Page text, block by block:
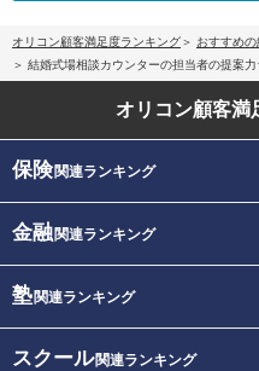
オリコン顧客満足度ランキング
おすすめ
結婚式場相談カウンターの担当者の提案
オリコン顧客満
保険関連ランキング
金融関連ランキング
塾関連ランキング
スクール関連ランキング